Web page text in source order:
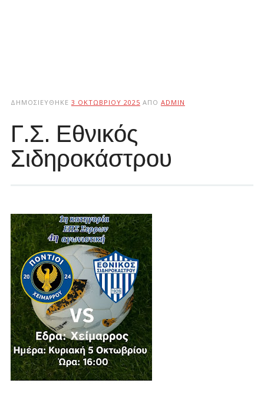
ΔΗΜΟΣΙΕΎΘΗΚΕ 3 ΟΚΤΩΒΡΊΟΥ 2025 ΑΠΌ ADMIN
Γ.Σ. Εθνικός
Σιδηροκάστρου